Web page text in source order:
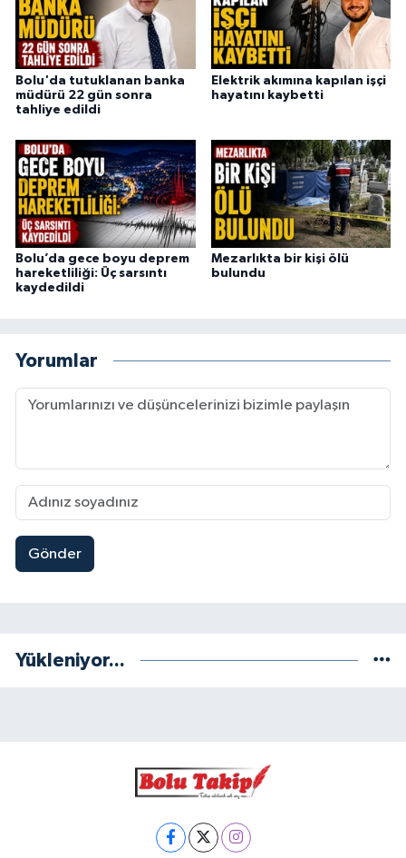
Bolu'da tutuklanan banka
müdürü 22 gün sonra
tahliye edildi
Elektrik akımına kapılan işçi
hayatını kaybetti
Bolu’da gece boyu deprem
hareketliliği: Üç sarsıntı
kaydedildi
Mezarlıkta bir kişi ölü
bulundu
Yorumlar
Gönder
Yükleniyor...